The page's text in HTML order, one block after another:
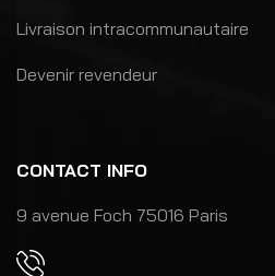
Livraison intracommunautaire
Devenir revendeur
CONTACT INFO
9 avenue Foch 75016 Paris